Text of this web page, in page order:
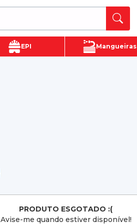
EPI Mangueiras
PRODUTO ESGOTADO :(
Avise-me quando estiver disponível!